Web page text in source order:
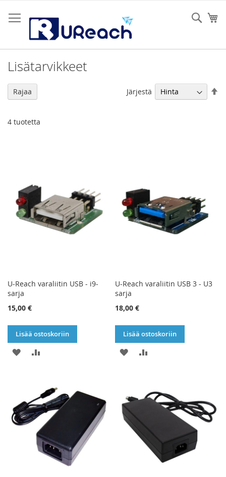
to
Content
Lisätarvikkeet
4 tuotetta
Järjestä
U-Reach varaliitin USB - i9-
sarja
15,00 €
Lisää ostoskoriin
LISÄÄ
U-Reach varaliitin USB 3 - U3
sarja
18,00 €
Lisää ostoskoriin
LISÄÄ
Rajaa